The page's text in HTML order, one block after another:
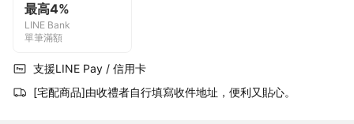
最高4%
LINE Bank
單筆滿額
支援LINE Pay / 信用卡
[宅配商品]由收禮者自行填寫收件地址，便利又貼心。